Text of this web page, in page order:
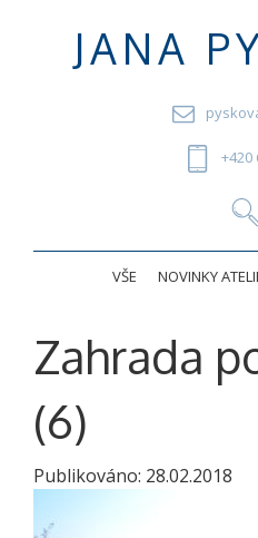
JANA
+420
VŠE NOVINKY
Zahrada
(6)
Publikováno: 28.02.2018